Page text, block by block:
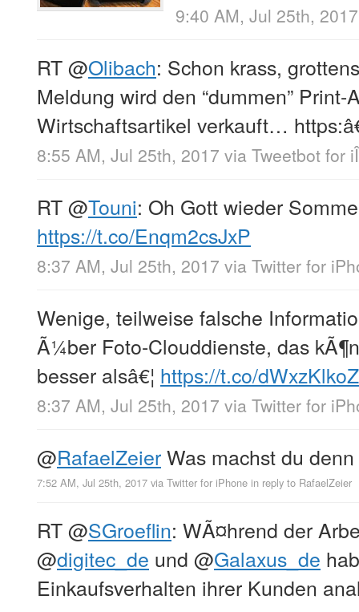
9:40 AM, Jul 25th, 2017
RT@Olibach: Schon krass,
Meldung wird den “dummen”
Wirtschaftsartikel verkauft…
8:55 AM, Jul 25th, 2017 via Tweetbot for
RT@Touni: Oh Gott wieder
https://t.co/Enqm2csJxP
8:37 AM, Jul 25th, 2017 via Twitter for
Wenige, teilweise falsche
Ã¼ber Foto-Clouddienste, das
besser alsâ€¦ https://t.co/
8:37 AM, Jul 25th, 2017 via Twitter for
@RafaelZeierWas machst du
7:52 AM, Jul 25th, 2017 via Twitter for iPhone in reply to RafaelZeier
RT@SGroeflin: WÃ¤hrend der
@digitec_de und @Galaxus_de
Einkaufsverhalten ihrer Kunden